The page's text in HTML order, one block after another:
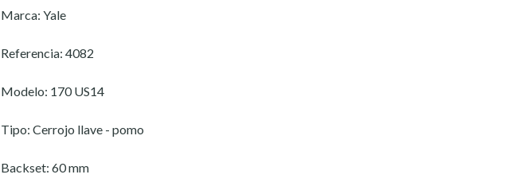
Marca: Yale
Referencia: 4082
Modelo: 170 US14
Tipo: Cerrojo llave - pomo
Backset: 60 mm